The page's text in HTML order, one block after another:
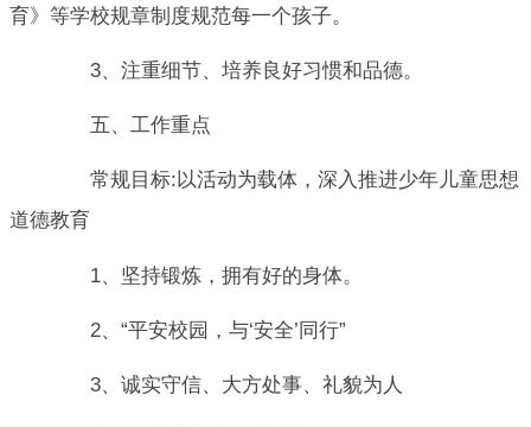
育》等学校规章制度规范每一个孩子。
3、注重细节、培养良好习惯和品德。
五、工作重点
常规目标:以活动为载体，深入推进少年儿童思想
道德教育
1、坚持锻炼，拥有好的身体。
2、“平安校园，与‘安全’同行”
3、诚实守信、大方处事、礼貌为人